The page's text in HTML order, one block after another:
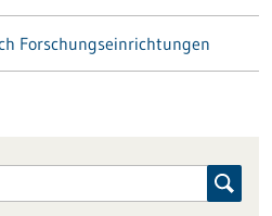
Forschungseinrichtungen